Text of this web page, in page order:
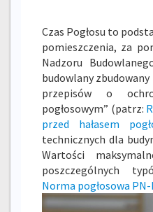
Czas Pogłosu to
pomieszczenia, za
Nadzoru
budowlany
przepisów o
pogłosowym” (patrz:
przed hałasem
technicznych dla
Wartości
poszczególnych
Norma pogłosowa